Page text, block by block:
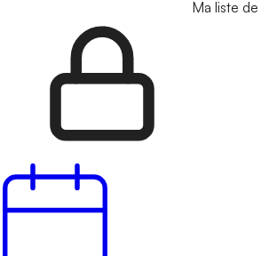
Ma liste de